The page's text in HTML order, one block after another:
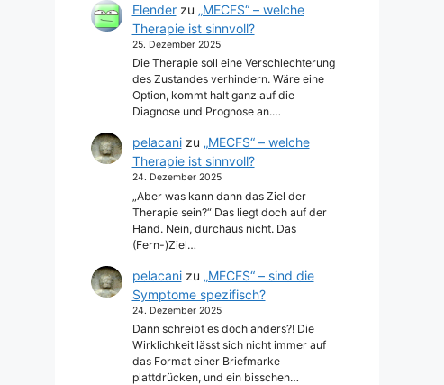
Elenderzu „MECFS“ – welche
Therapie ist sinnvoll?
25. Dezember 2025
Die Therapie soll eine Verschlechterung
des Zustandes verhindern. Wäre eine
Option, kommt halt ganz auf die
Diagnose und Prognose an.…
pelacanizu „MECFS“ – welche
Therapie ist sinnvoll?
24. Dezember 2025
„Aber was kann dann das Ziel der
Therapie sein?“ Das liegt doch auf der
Hand. Nein, durchaus nicht. Das
(Fern-)Ziel…
pelacanizu „MECFS“ – sind die
Symptome spezifisch?
24. Dezember 2025
Dann schreibt es doch anders?! Die
Wirklichkeit lässt sich nicht immer auf
das Format einer Briefmarke
plattdrücken, und ein bisschen…